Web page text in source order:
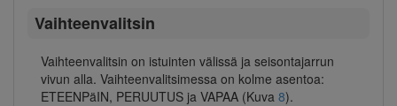
Vaihteenvalitsin
Vaihteenvalitsin on istuinten välissä ja seisontajarrun
vivun alla. Vaihteenvalitsimessa on kolme asentoa:
ETEENPäIN, PERUUTUS ja VAPAA (Kuva 8).